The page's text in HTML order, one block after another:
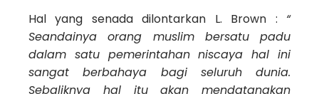
Hal yang senada dilontarkan L. Brown : “
Seandainya orang muslim bersatu padu
dalam satu pemerintahan niscaya hal ini
sangat berbahaya bagi seluruh dunia.
Sebaliknya hal itu akan mendatangkan